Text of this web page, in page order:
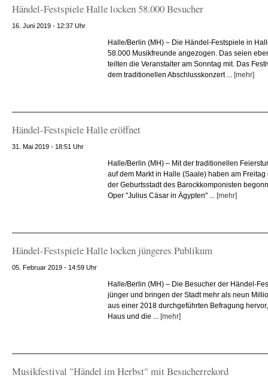
Händel-Festspiele Halle locken 58.000 Besucher
16. Juni 2019 - 12:37 Uhr
Halle/Berlin (MH) – Die Händel-Festspiele in
58.000 Musikfreunde angezogen. Das seien
teilten die Veranstalter am Sonntag mit. Das
dem traditionellen Abschlusskonzert ... [mehr]
Händel-Festspiele Halle eröffnet
31. Mai 2019 - 18:51 Uhr
Halle/Berlin (MH) – Mit der traditionellen
auf dem Markt in Halle (Saale) haben am
der Geburtsstadt des Barockkomponisten
Oper "Julius Cäsar in Ägypten" ... [mehr]
Händel-Festspiele Halle locken jüngeres Publikum
05. Februar 2019 - 14:59 Uhr
Halle/Berlin (MH) – Die Besucher der Händel-
jünger und bringen der Stadt mehr als neun
aus einer 2018 durchgeführten Befragung
Haus und die ... [mehr]
Musikfestival "Händel im Herbst" mit Besucherrekord